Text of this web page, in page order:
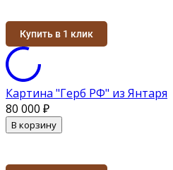
Купить в 1 клик
Картина "Герб РФ" из Янтаря
80 000 ₽
В корзину